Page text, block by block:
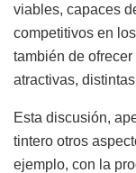
viables, capaces
competitivos en
también de
atractivas,
Esta discusión,
tintero otros
ejemplo, con la